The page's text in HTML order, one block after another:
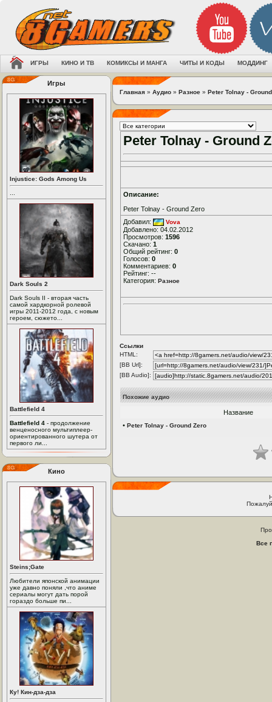
ИГРЫ КИНО И ТВ КОМИКСЫ И МАНГА ЧИТЫ И КОДЫ МОДДИНГ
Игры
Injustice: Gods Among Us
Dark Souls 2
Dark Souls II - вторая часть
самой хардкорной ролевой
игры 2011-2012 года, с новым
героем, сюжето...
Battlefield 4
Battlefield 4 - продолжение
венценосного мультиплеер-
ориентированного шутера от
первого ли...
Кино
Steins;Gate
Любители японской анимации
уже давно поняли ,что аниме
сериалы могут дать порой
гораздо больше пи...
Ку! Кин-дза-дза
Главная » Аудио » Разное » Peter Tolnay -
Peter Tolnay - Ground
Описание:
Peter Tolnay - Ground Zero
Добавил:
Vova
Добавлено: 04.02.2012
Просмотров: 1596
Скачано: 1
Общий рейтинг: 0
Голосов: 0
Комментариев: 0
Рейтинг: --
Категория: Разное
Ссылки
HTML:
[BB Url]:
[BB Audio]:
Похожие аудио
Название
• Peter Tolnay - Ground Zero
Все